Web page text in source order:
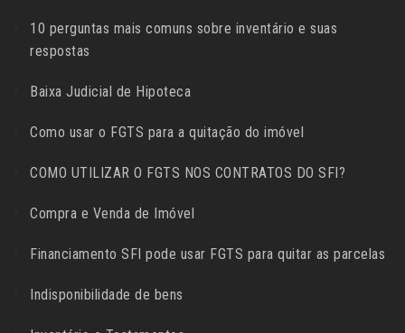
10 perguntas mais comuns sobre inventário e suas
respostas
Baixa Judicial de Hipoteca
Como usar o FGTS para a quitação do imóvel
COMO UTILIZAR O FGTS NOS CONTRATOS DO SFI?
Compra e Venda de Imóvel
Financiamento SFI pode usar FGTS para quitar as parcelas
Indisponibilidade de bens